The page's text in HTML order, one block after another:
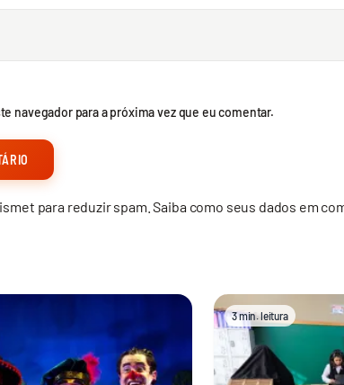
navegador para a próxima vez que eu comentar.
para reduzir spam.Saiba como seus dados em
3 min. leitura